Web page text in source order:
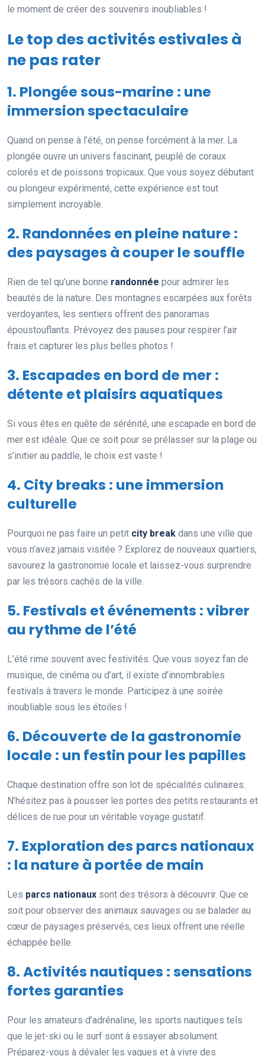
le moment de créer des souvenirs inoubliables !
Le top des activités estivales à
ne pas rater
1. Plongée sous-marine : une
immersion spectaculaire
Quand on pense à l’été, on pense forcément à la mer. La
plongée ouvre un univers fascinant, peuplé de coraux
colorés et de poissons tropicaux. Que vous soyez débutant
ou plongeur expérimenté, cette expérience est tout
simplement incroyable.
2. Randonnées en pleine nature :
des paysages à couper le souffle
Rien de tel qu’une bonne randonnée pour admirer les
beautés de la nature. Des montagnes escarpées aux forêts
verdoyantes, les sentiers offrent des panoramas
époustouflants. Prévoyez des pauses pour respirer l’air
frais et capturer les plus belles photos !
3. Escapades en bord de mer :
détente et plaisirs aquatiques
Si vous êtes en quête de sérénité, une escapade en bord de
mer est idéale. Que ce soit pour se prélasser sur la plage ou
s’initier au paddle, le choix est vaste !
4. City breaks : une immersion
culturelle
Pourquoi ne pas faire un petit city break dans une ville que
vous n’avez jamais visitée ? Explorez de nouveaux quartiers,
savourez la gastronomie locale et laissez-vous surprendre
par les trésors cachés de la ville.
5. Festivals et événements : vibrer
au rythme de l’été
L’été rime souvent avec festivités. Que vous soyez fan de
musique, de cinéma ou d’art, il existe d’innombrables
festivals à travers le monde. Participez à une soirée
inoubliable sous les étoiles !
6. Découverte de la gastronomie
locale : un festin pour les papilles
Chaque destination offre son lot de spécialités culinaires.
N’hésitez pas à pousser les portes des petits restaurants et
délices de rue pour un véritable voyage gustatif.
7. Exploration des parcs nationaux
: la nature à portée de main
Les parcs nationaux sont des trésors à découvrir. Que ce
soit pour observer des animaux sauvages ou se balader au
cœur de paysages préservés, ces lieux offrent une réelle
échappée belle.
8. Activités nautiques : sensations
fortes garanties
Pour les amateurs d’adrénaline, les sports nautiques tels
que le jet-ski ou le surf sont à essayer absolument.
Préparez-vous à dévaler les vagues et à vivre des